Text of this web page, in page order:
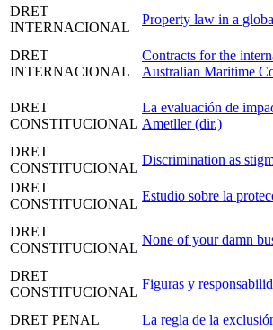
DRET
INTERNACIONAL
Property law in a
DRET
INTERNACIONAL
Contracts for the
Australian Maritime
DRET
CONSTITUCIONAL
La evaluación de
Ametller (dir.)
DRET
CONSTITUCIONAL
Discrimination as
DRET
CONSTITUCIONAL
Estudio sobre la
DRET
CONSTITUCIONAL
None of your damn
DRET
CONSTITUCIONAL
Figuras y
DRET PENAL
La regla de la